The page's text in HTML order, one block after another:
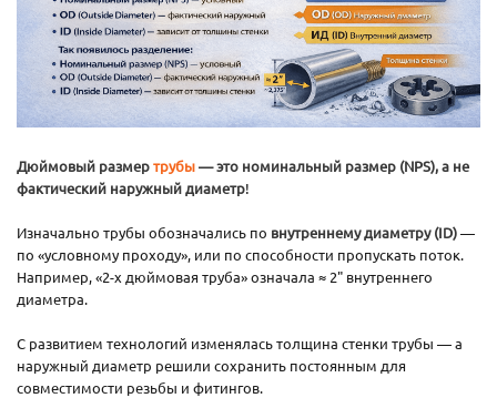
Дюймовый размертрубы— это номинальный размер (NPS), а не
фактический наружный диаметр!
Изначально трубы обозначались по внутреннему диаметру (ID)—
по «условному проходу», или по способности пропускать поток.
Например, «2-х дюймовая труба» означала ≈ 2" внутреннего
диаметра.
С развитием технологий изменялась толщина стенки трубы — а
наружный диаметр решили сохранить постоянным для
совместимости резьбы и фитингов.